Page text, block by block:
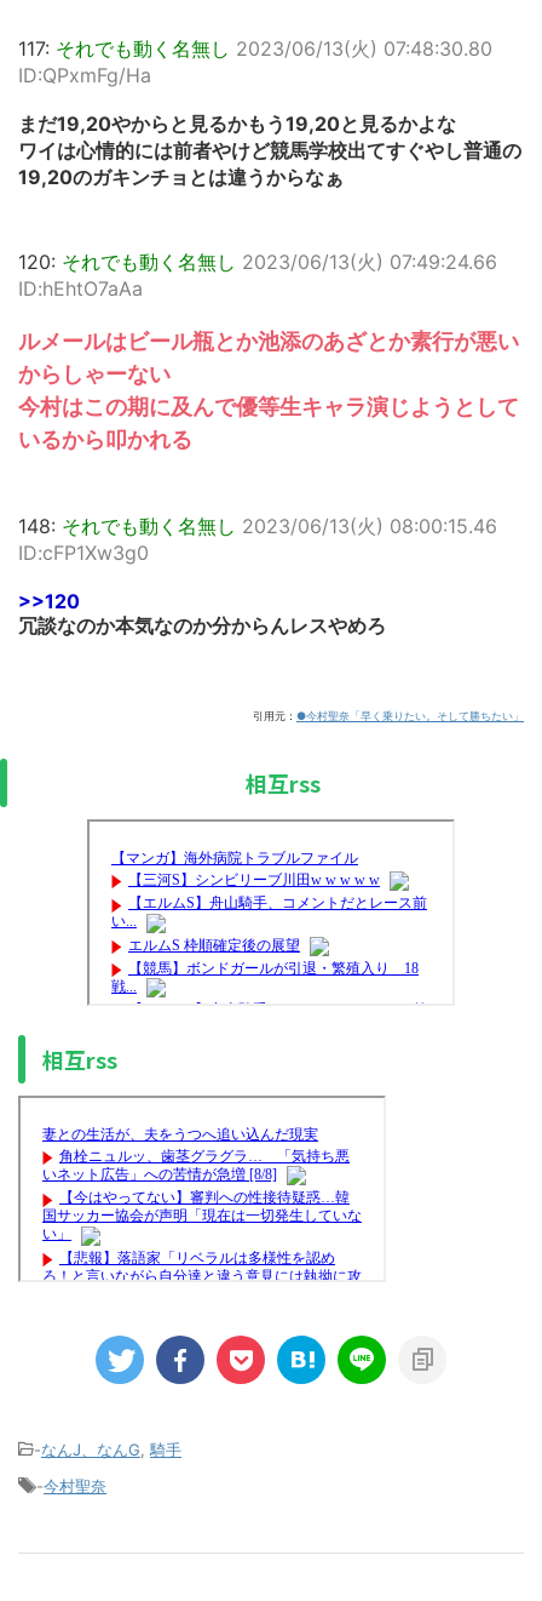
117: それでも動く名無し 2023/06/13(火) 07:48:30.80
ID:QPxmFg/Ha
まだ19,20やからと見るかもう19,20と見るかよな
ワイは心情的には前者やけど競馬学校出てすぐやし普通の
19,20のガキンチョとは違うからなぁ
120: それでも動く名無し 2023/06/13(火) 07:49:24.66
ID:hEhtO7aAa
ルメールはビール瓶とか池添のあざとか素行が悪い
からしゃーない
今村はこの期に及んで優等生キャラ演じようとして
いるから叩かれる
148: それでも動く名無し 2023/06/13(火) 08:00:15.46
ID:cFP1Xw3g0
>>120
冗談なのか本気なのか分からんレスやめろ
引用元： ●今村聖奈「早く乗りたい。そして勝ちたい」
相互rss
相互rss
-なんJ、なんG 騎手
-今村聖奈